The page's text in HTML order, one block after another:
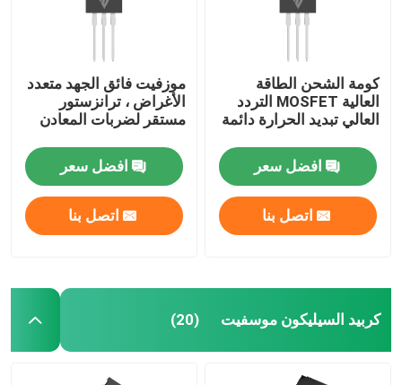
كومة الشحن الطاقة
العالية MOSFET التردد
العالي تبديد الحرارة دائمة
افضل سعر
اتصل بنا
موزفيت فائق الجهد متعدد
الأغراض ، ترانزستور
مستقر لضربات المعادن
افضل سعر
اتصل بنا
كربيد السيليكون موسفيت (20)